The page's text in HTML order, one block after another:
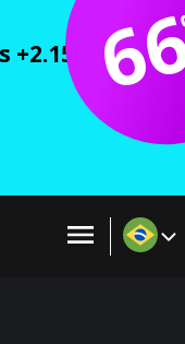
+2.150 cursos